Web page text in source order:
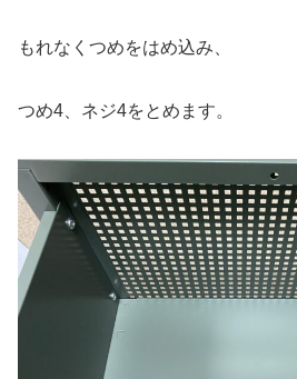
もれなくつめをはめ込み、
つめ4、ネジ4をとめます。